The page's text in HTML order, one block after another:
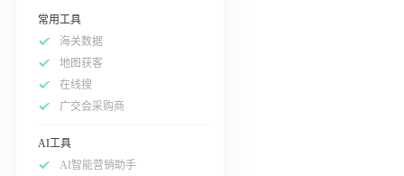
常用工具
海关数据
地图获客
在线搜
广交会采购商
AI工具
AI智能营销助手